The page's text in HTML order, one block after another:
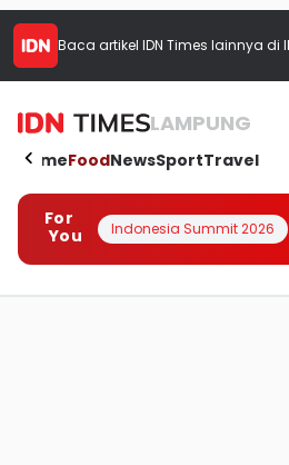
Baca artikel IDN Times lainnya di
LAMPUNG
HomeFoodNewsSportTravel
For
You
Indonesia Summit 2026